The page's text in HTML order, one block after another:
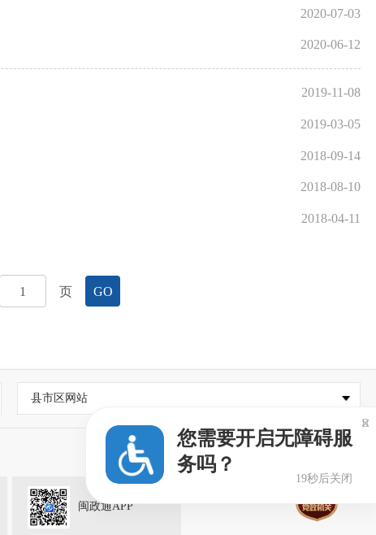
2020-07-03
2020-06-12
2019-11-08
2019-03-05
2018-09-14
2018-08-10
2018-04-11
页 GO
县市区网站
闽政通APP
您需要开启无障碍服
务吗？
19秒后关闭
